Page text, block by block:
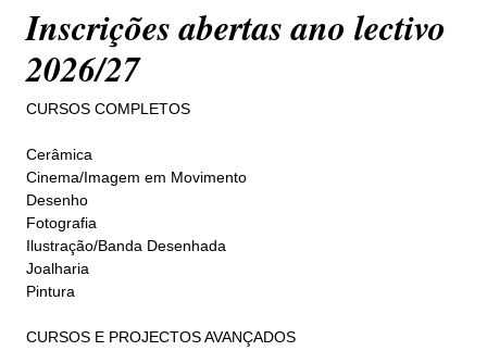
Inscrições abertas ano lectivo
2026/27
CURSOS COMPLETOS
Cerâmica
Cinema/Imagem em Movimento
Desenho
Fotografia
Ilustração/Banda Desenhada
Joalharia
Pintura
CURSOS E PROJECTOS AVANÇADOS